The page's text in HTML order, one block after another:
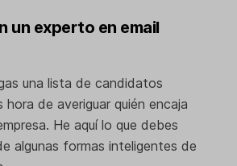
un experto en email
una lista de candidatos
de averiguar quién encaja
He aquí lo que debes
algunas formas inteligentes de